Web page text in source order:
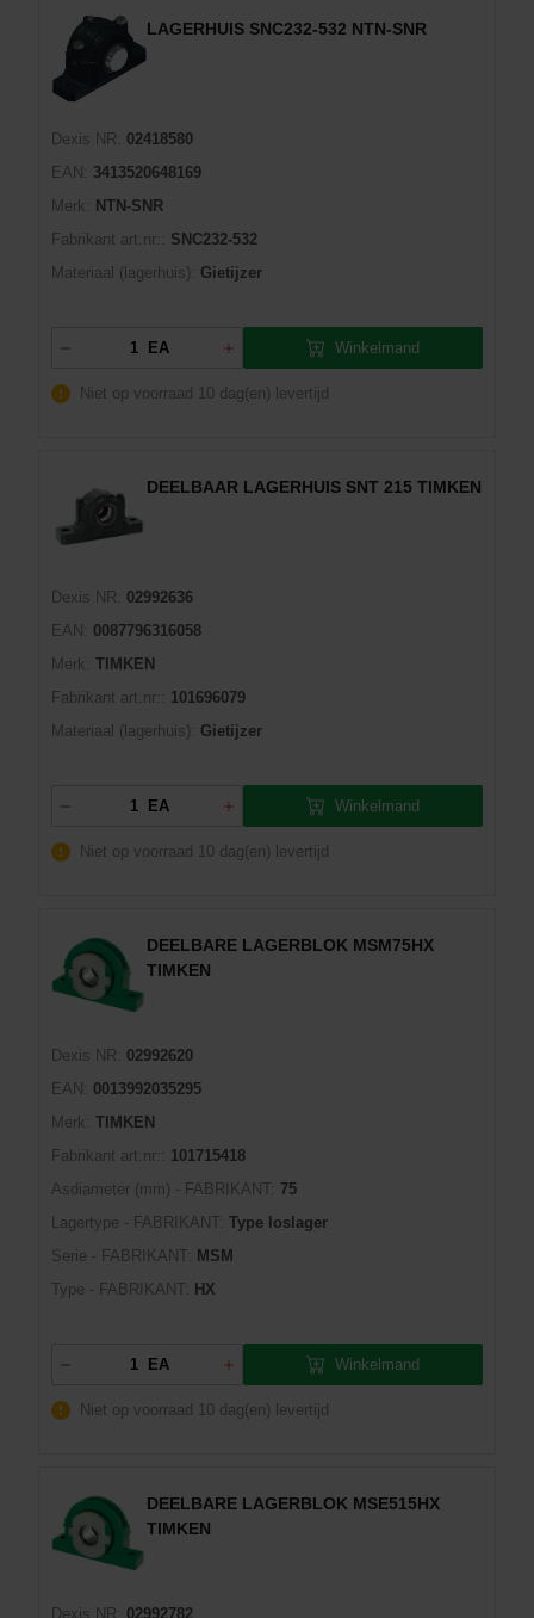
LAGERHUIS SNC232-532 NTN-SNR
Dexis NR:
02418580
EAN:
3413520648169
Merk:
NTN-SNR
Fabrikant art.nr::
SNC232-532
Materiaal (lagerhuis):
Gietijzer
EA Winkelmand
Niet op voorraad 10 dag(en) levertijd
DEELBAAR LAGERHUIS SNT 215 TIMKEN
Dexis NR:
02992636
EAN:
0087796316058
Merk: TIMKEN
Fabrikant art.nr::
101696079
Materiaal (lagerhuis):
Gietijzer
EA Winkelmand
Niet op voorraad 10 dag(en) levertijd
DEELBARE LAGERBLOK MSM75HX
TIMKEN
Dexis NR:
02992620
EAN:
0013992035295
Merk: TIMKEN
Fabrikant art.nr::
101715418
Asdiameter (mm) - FABRIKANT: 75
Lagertype - FABRIKANT: Type loslager
Serie - FABRIKANT:
MSM
Type - FABRIKANT:
HX
EA Winkelmand
Niet op voorraad 10 dag(en) levertijd
DEELBARE LAGERBLOK MSE515HX
TIMKEN
Dexis NR: 02992782